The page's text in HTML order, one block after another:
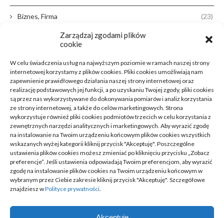
Zarządzaj zgodami plików
cookie
W celu świadczenia usług na najwyższym poziomie w ramach naszej strony
internetowej korzystamy z plików cookies. Pliki cookies umożliwiają nam
zapewnienie prawidłowego działania naszej strony internetowej oraz
realizację podstawowych jej funkcji, a po uzyskaniu Twojej zgody, pliki cookies
są przez nas wykorzystywane do dokonywania pomiarów i analiz korzystania
ze strony internetowej, a także do celów marketingowych. Strona
wykorzystuje również pliki cookies podmiotów trzecich w celu korzystania z
zewnętrznych narzędzi analitycznych i marketingowych. Aby wyrazić zgodę
na instalowanie na Twoim urządzeniu końcowym plików cookies wszystkich
wskazanych wyżej kategorii kliknij przycisk "Akceptuję". Poszczególne
ustawienia plików cookies możesz zmieniać po kliknięciu przycisku „Zobacz
preferencje”. Jeśli ustawienia odpowiadają Twoim preferencjom, aby wyrazić
zgodę na instalowanie plików cookies na Twoim urządzeniu końcowym w
wybranym przez Ciebie zakresie kliknij przycisk "Akceptuję". Szczegółowe
znajdziesz wPolityce prywatności.
Biznes, Firma (23)
(38)
Zdrowie, Medycyna
Moda, Lifestyle
Motoryzacja (31)
Rozrywka, Edukacja (26)
Usługi
Technologie (23)
Sport, Turystyka
(52)